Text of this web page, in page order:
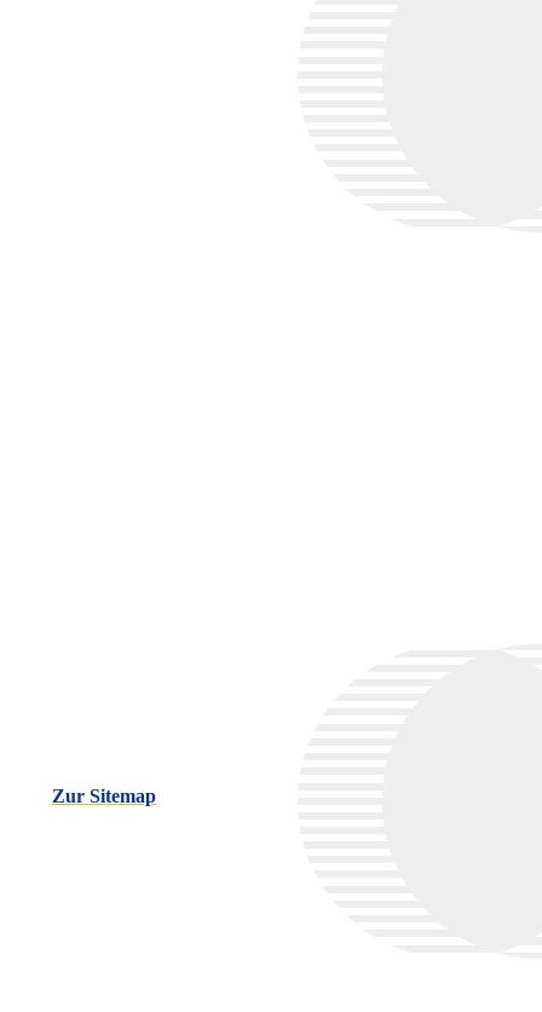
Zur Sitemap